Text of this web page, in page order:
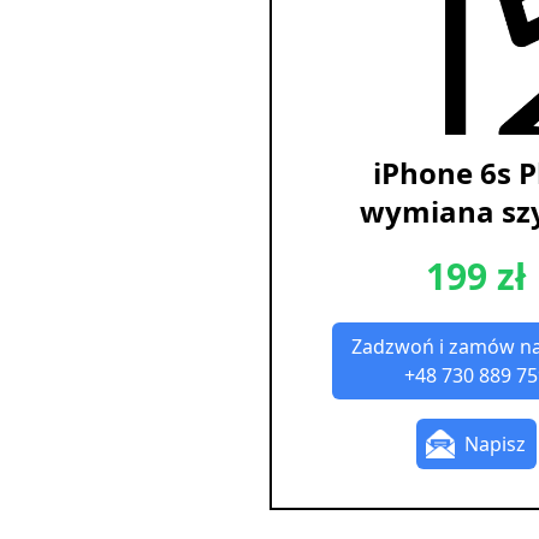
iPhone 6s
wymiana
199 zł
Zadzwoń i zamów
+48 730 889
Napisz